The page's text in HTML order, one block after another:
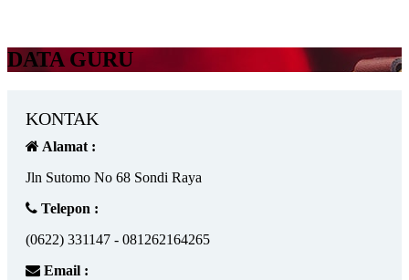
DATA GURU
KONTAK
Alamat :
Jln Sutomo No 68 Sondi Raya
Telepon :
(0622) 331147 - 081262164265
Email :